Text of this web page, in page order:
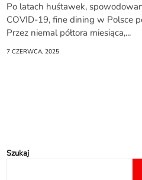
Po latach huśtawek,
COVID-19, fine dining w Polsce
Przez niemal półtora miesiąca,...
7 CZERWCA, 2025
Szukaj